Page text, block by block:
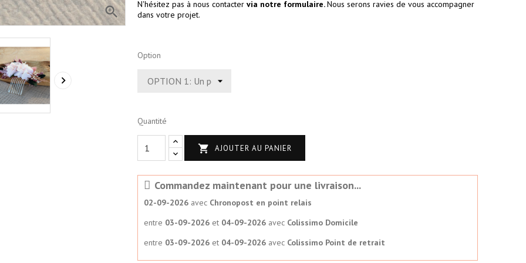


N'hésitez pas à nous contacter via notre formulaire.Nous serons ravies de vous accompagner
dans votre projet.
Option
Quantité
 AJOUTER AU PANIER
Commandez maintenant pour une livraison...
02-09-2026 avec Chronopost en point relais
entre 03-09-2026 et 04-09-2026 avec Colissimo Domicile
entre 03-09-2026 et 04-09-2026 avec Colissimo Point de retrait